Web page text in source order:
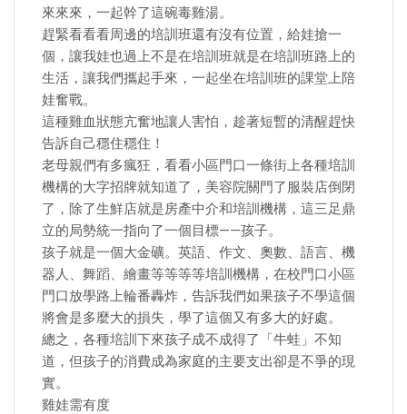
來來來，一起幹了這碗毒雞湯。
趕緊看看看周邊的培訓班還有沒有位置，給娃搶一
個，讓我娃也過上不是在培訓班就是在培訓班路上的
生活，讓我們攜起手來，一起坐在培訓班的課堂上陪
娃奮戰。
這種雞血狀態亢奮地讓人害怕，趁著短暫的清醒趕快
告訴自己穩住穩住！
老母親們有多瘋狂，看看小區門口一條街上各種培訓
機構的大字招牌就知道了，美容院關門了服裝店倒閉
了，除了生鮮店就是房產中介和培訓機構，這三足鼎
立的局勢統一指向了一個目標——孩子。
孩子就是一個大金礦。英語、作文、奧數、語言、機
器人、舞蹈、繪畫等等等等培訓機構，在校門口小區
門口放學路上輪番轟炸，告訴我們如果孩子不學這個
將會是多麼大的損失，學了這個又有多大的好處。
總之，各種培訓下來孩子成不成得了「牛蛙」不知
道，但孩子的消費成為家庭的主要支出卻是不爭的現
實。
雞娃需有度